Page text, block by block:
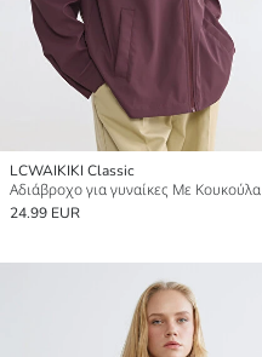
LCWAIKIKI Classic
Αδιάβροχο για γυναίκες Με Κουκούλα
24.99 EUR